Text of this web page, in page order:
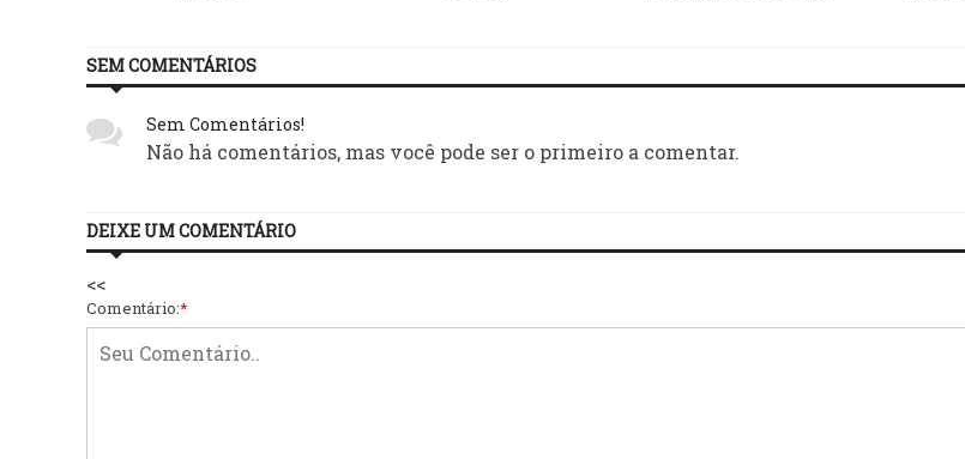
SEM COMENTÁRIOS
Sem Comentários!
Não há comentários, mas você pode ser o primeiro a comentar.
DEIXE UM COMENTÁRIO
<<
Comentário:*